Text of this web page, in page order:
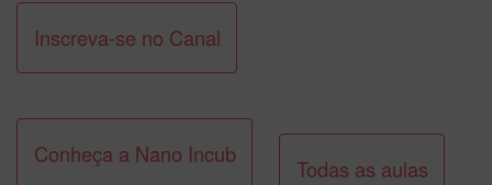
Inscreva-se no Canal
Conheça a Nano Incub
Todas as aulas